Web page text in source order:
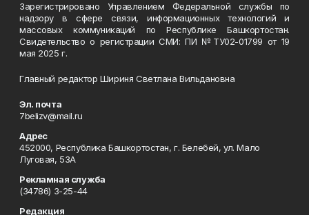
Зарегистрировано Управлением Федеральной службы по
надзору в сфере связи, информационных технологий и
массовых коммуникаций по Республике Башкортостан.
Свидетельство о регистрации СМИ: ПИ №ТУ02-01799 от 19
мая 2025 г.
Главный редактор Шириня Светлана Вильдановна
Эл. почта
7belizv@mail.ru
Адрес
452000, Республика Башкортостан, г. Белебей, ул. Мало
Луговая, 53А
Рекламная служба
(34786) 3-25-44
Редакция